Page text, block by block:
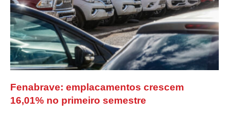
Fenabrave: emplacamentos crescem
16,01% no primeiro semestre